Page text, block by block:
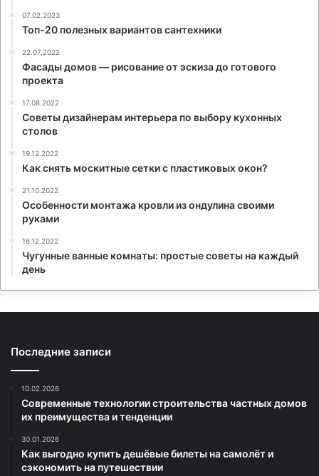
07.02.2023
Топ-20 полезных вариантов сантехники
22.07.2022
Фасады домов — рисование от эскиза до готового
проекта
17.08.2022
Советы дизайнерам интерьера по выбору кухонных
столов
19.12.2022
Как снять москитные сетки с пластиковых окон?
21.10.2022
Особенности монтажа кровли из ондулина своими
руками
16.12.2022
Чугунные ванные комнаты: простые советы на каждый
день
Последние записи
10.02.2026
Современные технологии строительства частных домов
их преимущества и тенденции
30.01.2026
Как выгодно купить дешёвые билеты на самолёт и
сэкономить на путешествии